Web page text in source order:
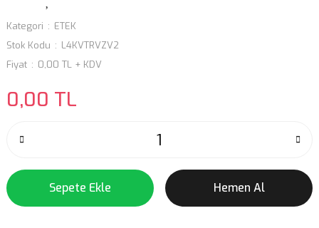
Kategori
ETEK
Stok Kodu
L4KVTRVZV2
Fiyat
0,00 TL + KDV
0,00 TL
Sepete Ekle Hemen Al